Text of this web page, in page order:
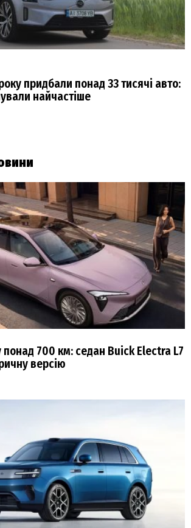
придбали понад 33 тисячі авто:
найчастіше
700 км: седан Buick Electra L7
версію